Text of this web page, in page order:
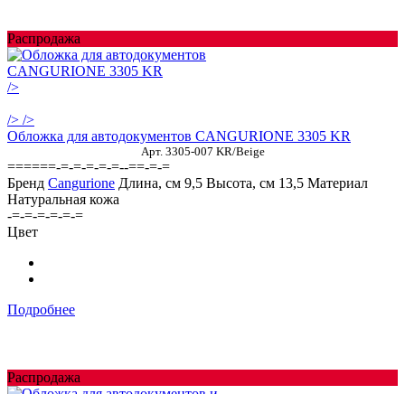
Распродажа
/>
/> />
Обложка для автодокументов CANGURIONE 3305 KR
Арт. 3305-007 KR/Beige
======-=-=-=-=-=--==-=-=
Бренд Cangurione Длина, см 9,5 Высота, см 13,5 Материал
Натуральная кожа
-=-=-=-=-=-=
Цвет
Подробнее
Распродажа